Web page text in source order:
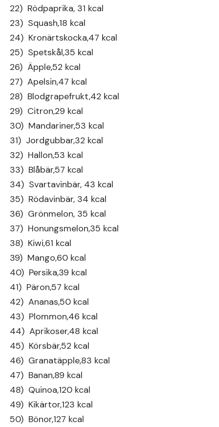
22) Rödpaprika, 31 kcal
23) Squash,18 kcal
24) Kronärtskocka,47 kcal
25) Spetskål,35 kcal
26) Äpple,52 kcal
27) Apelsin,47 kcal
28) Blodgrapefrukt,42 kcal
29) Citron,29 kcal
30) Mandariner,53 kcal
31) Jordgubbar,32 kcal
32) Hallon,53 kcal
33) Blåbär,57 kcal
34) Svartavinbär, 43 kcal
35) Rödavinbär, 34 kcal
36) Grönmelon, 35 kcal
37) Honungsmelon,35 kcal
38) Kiwi,61 kcal
39) Mango,60 kcal
40) Persika,39 kcal
41) Päron,57 kcal
42) Ananas,50 kcal
43) Plommon,46 kcal
44) Aprikoser,48 kcal
45) Körsbär,52 kcal
46) Granatäpple,83 kcal
47) Banan,89 kcal
48) Quinoa,120 kcal
49) Kikärtor,123 kcal
50) Bönor,127 kcal